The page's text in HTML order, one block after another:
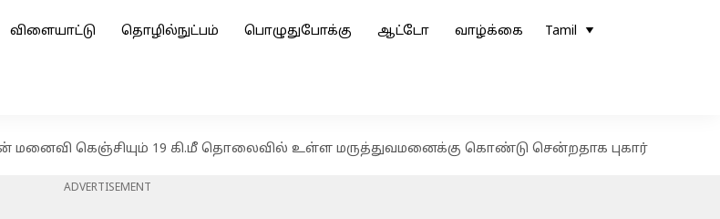
விளையாட்டு தொழில்நுட்பம் பொழுதுபோக்கு ஆட்டோ வாழ்க்கை Tamil
மனைவி கெஞ்சியும் 19 கி.மீ தொலைவில் உள்ள மருத்துவமனைக்கு கொண்டு சென்றதாக புகார்
ADVERTISEMENT